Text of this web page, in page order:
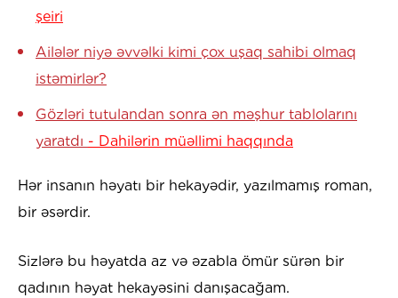
şeiri
Ailələr niyə əvvəlki kimi çox uşaq sahibi olmaq
istəmirlər?
Gözləri tutulandan sonra ən məşhur tablolarını
yaratdı - Dahilərin müəllimi haqqında
Hər insanın həyatı bir hekayədir, yazılmamış roman,
bir əsərdir.
Sizlərə bu həyatda az və əzabla ömür sürən bir
qadının həyat hekayəsini danışacağam.